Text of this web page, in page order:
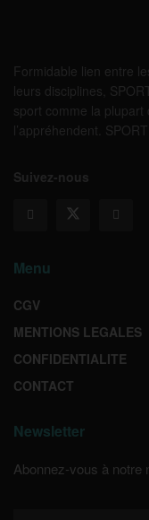
Formidable lien entre
leurs disciplines,
sport comme la plupart
l’appréhendent.
Suivez-nous
Menu
CGV
MENTIONS LEGALES
CONFIDENTIALITE
CONTACT
Newsletter
Abonnez-vous à notre